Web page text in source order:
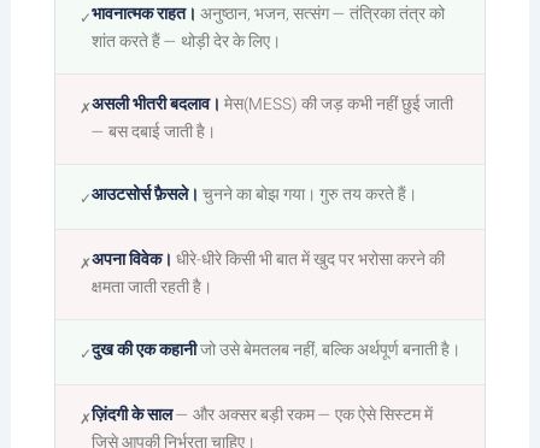
✓भावनात्मक राहत। अनुष्ठान, भजन, सत्संग — तंत्रिका तंत्र को
शांत करते हैं — थोड़ी देर के लिए।
✗असली भीतरी बदलाव। मेस(MESS) की जड़ कभी नहीं छुई जाती
— बस दबाई जाती है।
✓आउटसोर्स फ़ैसले। चुनने का बोझ गया। गुरु तय करते हैं।
✗अपना विवेक। धीरे-धीरे किसी भी बात में खुद पर भरोसा करने की
क्षमता जाती रहती है।
✓दुख की एक कहानीजो उसे बेमतलब नहीं, बल्कि अर्थपूर्ण बनाती है।
✗ज़िंदगी के साल— और अक्सर बड़ी रकम — एक ऐसे सिस्टम में
जिसे आपकी निर्भरता चाहिए।